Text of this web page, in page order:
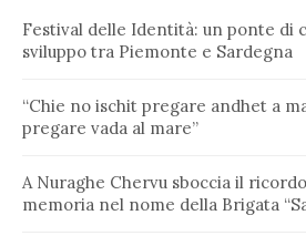
Festival delle Identità: un ponte di
sviluppo tra Piemonte e Sardegna
“Chie no ischit pregare andhet a
pregare vada al mare”
A Nuraghe Chervu sboccia il
memoria nel nome della Brigata